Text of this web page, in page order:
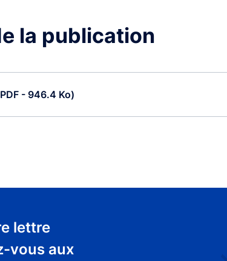
la publication
- 946.4 Ko)
lettre
vous aux